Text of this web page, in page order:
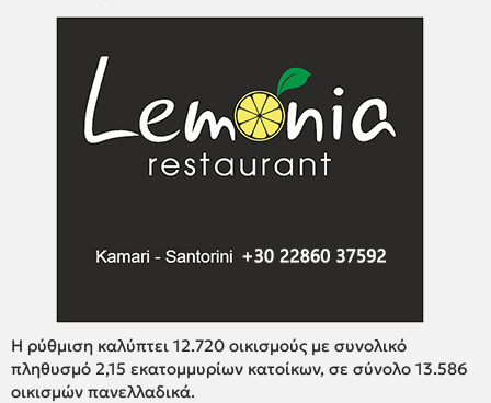
Η ρύθμιση καλύπτει 12.720 οικισμούς με συνολικό
πληθυσμό 2,15 εκατομμυρίων κατοίκων, σε σύνολο 13.586
οικισμών πανελλαδικά.